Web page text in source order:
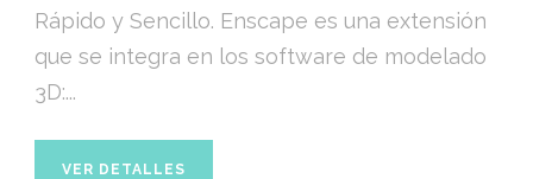
Rápido y Sencillo. Enscape es una extensión
que se integra en los software de modelado
3D:...
VER DETALLES